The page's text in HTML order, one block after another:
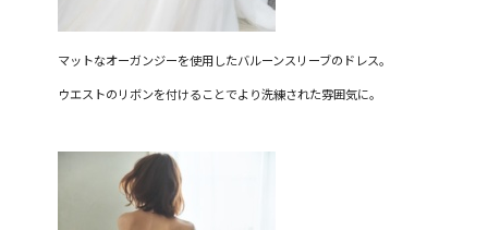
マットなオーガンジーを使用したバルーンスリーブのドレス。
ウエストのリボンを付けることでより洗練された雰囲気に。